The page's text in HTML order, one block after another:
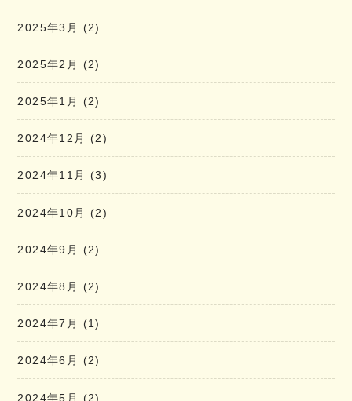
2025年3月 (2)
2025年2月 (2)
2025年1月 (2)
2024年12月 (2)
2024年11月 (3)
2024年10月 (2)
2024年9月 (2)
2024年8月 (2)
2024年7月 (1)
2024年6月 (2)
2024年5月 (2)